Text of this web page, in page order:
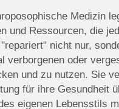
Medizin
und Ressourcen, die
nicht nur,
verborgenen oder
und zu nutzen. Sie
für ihre Gesundheit
eigenen Lebensstils